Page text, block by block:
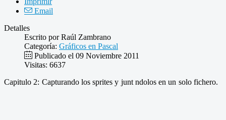
Email
Detalles
Escrito porRaúl Zambrano
Categoría: Gráficos en Pascal
Publicado el 09 Noviembre 2011
Visitas: 6637
Capitulo 2: Capturando los sprites y junt ndolos en un solo fichero.